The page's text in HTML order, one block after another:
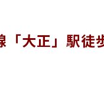
「大正」駅